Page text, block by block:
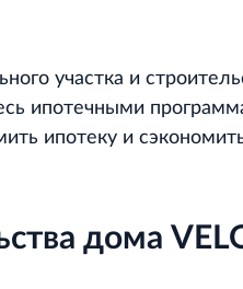
жилищно‐участка и
ипотечными
ипотеку и
дома